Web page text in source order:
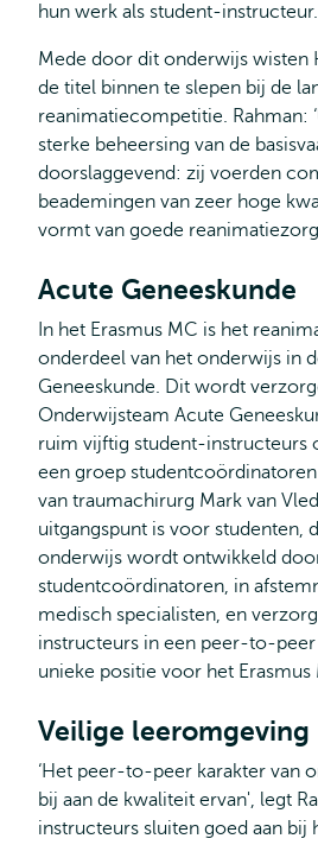
hun werk als student-instructeur.
Mede door dit onderwijs wisten
de titel binnen te slepen bij de
reanimatiecompetitie. Rahman:
sterke beheersing van de
doorslaggevend: zij voerden
beademingen van zeer hoge
vormt van goede
Acute Geneeskunde
In het Erasmus MC is het
onderdeel van het onderwijs in
Geneeskunde. Dit wordt
Onderwijsteam Acute
ruim vijftig student-instructeurs
een groep
van traumachirurg Mark van
uitgangspunt is voor studenten,
onderwijs wordt ontwikkeld
studentcoördinatoren, in
medisch specialisten, en
instructeurs in een peer-to-
unieke positie voor het Erasmus
Veilige leeromgeving
‘Het peer-to-peer karakter van
bij aan de kwaliteit ervan', legt
instructeurs sluiten goed aan bij